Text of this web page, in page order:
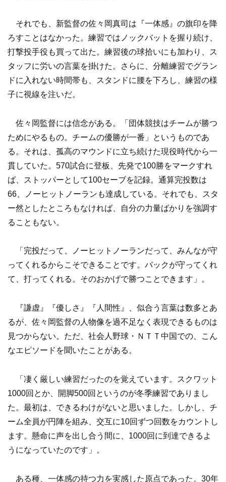
それでも、新監督の佐々岡真司は『一体感』の旗印を降
ろすことはなかった。練習ではノックバットを握り続け、
打撃投手役も買って出た。練習後の球拾いにも加わり、ス
タッフに労いの言葉を掛けた。さらに、分離練習でグラン
ドに入れない時間帯も、スタンドに腰を下ろし、練習の様
子に視線を注いだ。
佐々岡監督には信念がある。「団体競技はチームが勝つ
ためにやるもの。チームの優勝が一番」というものであ
る。それは、孤高のマウンドに立ち続けた現役時代から一
貫していた。570試合に登板、先発で100勝をマークすれ
ば、ストッパーとして100セーブを記録。通算完投数は
66、ノーヒットノーランも達成している。それでも、スタ
ー然としたところもなければ、自分の力量ばかりを強調す
ることもない。
「完投だって、ノーヒットノーランだって、みんなが守
ってくれるからこそできることです。バックが守ってくれ
て、打ってくれる。そのおかげで勝つことできます」。
『謙虚』『優しさ』『人間性』、似合う言葉は数多とあ
るが、佐々岡監督の人物像を過不足なく表現できるものは
見つからない。ただ、社会人野球・ＮＴＴ中国での、こん
なエピソードを聞いたことがある。
「凄く厳しい練習だったのを覚えています。スクワット
1000回とか、開脚500回というのが冬季練習でありまし
た。最初は、できるわけがないと思いました。しかし、チ
ーム全員が円陣を組み、交互に10回ずつ回数をカウントし
ます。懸命に声を出し合う間に、1000回に到達できるよ
うになっていたのです」。
ある種、一体感の持つ力を実感した原点であった。30年